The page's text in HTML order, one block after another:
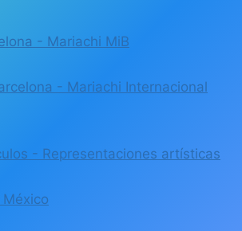
- Mariachi MiB
- Mariachi Internacional
- Representaciones artísticas